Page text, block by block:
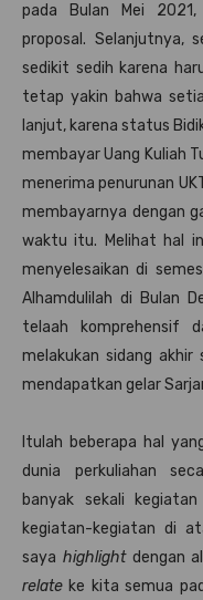
pada Bulan Mei
proposal. Selanjutnya,
sedikit sedih karena
tetap yakin bahwa
lanjut, karena status
membayar Uang Kuliah
menerima penurunan
membayarnya dengan
waktu itu. Melihat hal
menyelesaikan di
Alhamdulilah di Bulan
telaah komprehensif
melakukan sidang akhir
mendapatkan gelar
Itulah beberapa hal
dunia perkuliahan
banyak sekali
kegiatan-kegiatan di
saya highlightdengan
relate ke kita semua